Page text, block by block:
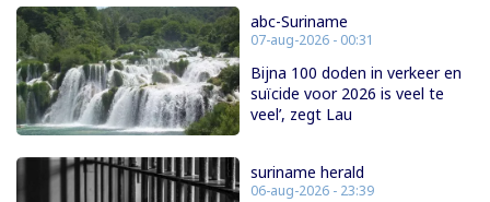
abc-Suriname
07-aug-2026 - 00:31
Bijna 100 doden in verkeer en
suïcide voor 2026 is veel te
veel’, zegt Lau
suriname herald
06-aug-2026 - 23:39